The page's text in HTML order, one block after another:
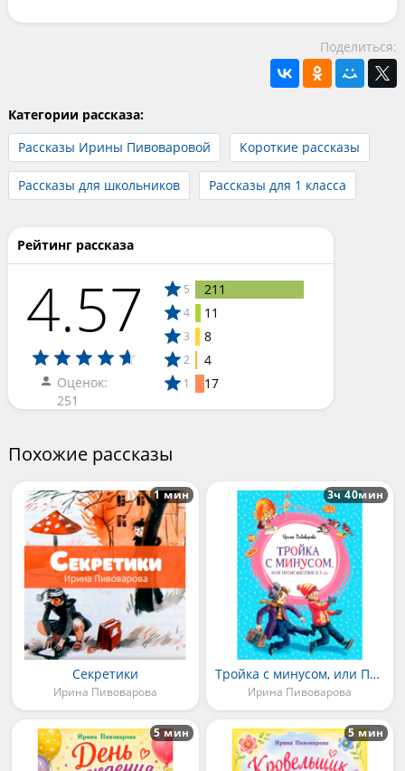
Поделиться:
Категории рассказа:
Рассказы Ирины Пивоваровой
Короткие рассказы
Рассказы для школьников Рассказы для 1 класса
Рейтинг рассказа
4.57
Оценок:
251
5 211
4 11
3 8
2 4
1 17
Похожие рассказы
Секретики
Ирина Пивоварова
1 мин
Тройка с минусом, или Происшествие в 5 «А»
Ирина Пивоварова
3ч 40мин
5 мин 5 мин